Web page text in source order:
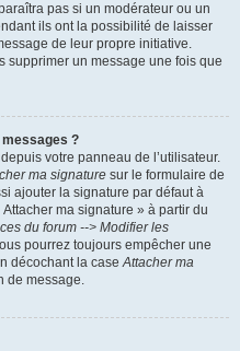
pas si un modérateur ou un
ils ont la possibilité de laisser
de leur propre initiative.
supprimer un message une fois que
?
votre panneau de l’utilisateur.
ma signature sur le formulaire de
ajouter la signature par défaut à
ma signature » à partir du
du forum --> Modifier les
pourrez toujours empêcher une
décochant la caseAttacher ma
de message.